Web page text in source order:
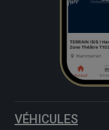
VÉHICULES